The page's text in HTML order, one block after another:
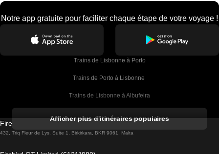
Notre app gratuite pour faciliter chaque étape de votre voyage !
Trains de Lisbonne à Porto
Trains de Porto à Lisbonne
Trains de Lisbonne à Albufeira
Trains de Lisbonne à Lagos
Afficher plus d'itinéraires populaires
Firebird GT Limited (OC 1451)
432, Triq Fleur de Lys, Suite 1, Birkirkara, BKR 9061, Malta